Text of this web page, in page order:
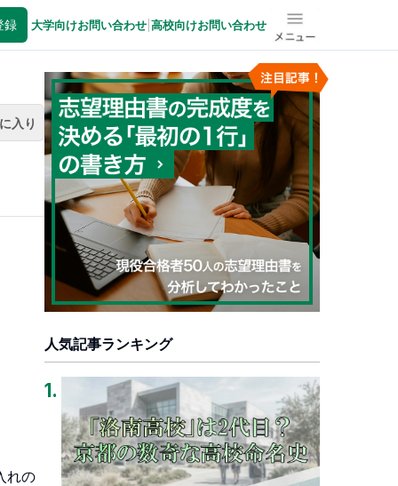
録 大学向けお問い合わせ 高校向けお問い合わせ メニュー
入り
れの
人気記事ランキング
1.